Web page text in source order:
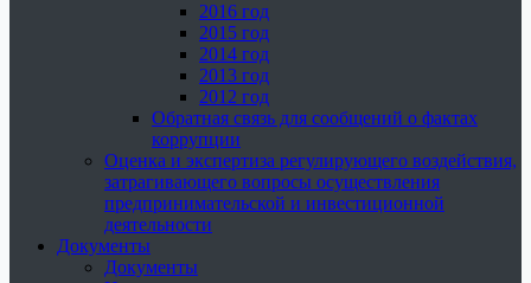
2016 год
2015 год
2014 год
2013 год
2012 год
Обратная связь для сообщений о фактах
коррупции
Оценка и экспертиза регулирующего воздействия,
затрагивающего вопросы осуществления
предпринимательской и инвестиционной
деятельности
Документы
Документы